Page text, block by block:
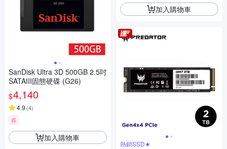
SanDisk Ultra 3D 500GB 2.5吋
SATAIII固態硬碟 (G26)
$4,140
4.9 (4)
券
加入購物車
加入購物車
熱銷SSD★